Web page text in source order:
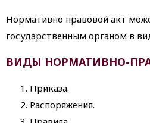
Нормативно правовой акт
государственным органом в
ВИДЫ НОРМАТИВНО-
Приказа.
Распоряжения.